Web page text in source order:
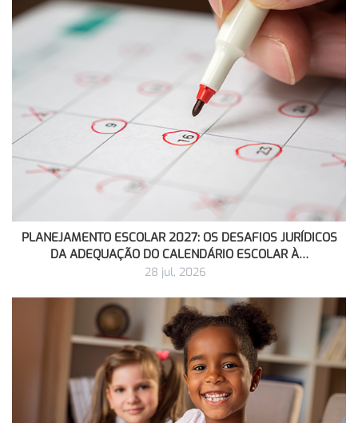
PLANEJAMENTO ESCOLAR 2027: OS DESAFIOS JURÍDICOS
DA ADEQUAÇÃO DO CALENDÁRIO ESCOLAR À…
28 jul, 2026